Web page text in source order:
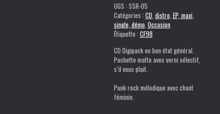
UGS : SSR-05
Catégories : CD distro EP, maxi,
single, démo Occasion
Étiquette : CF98
CD Digipack en bon état général.
Pochette matte avec verni sélectif,
s’il vous plait.
Punk rock mélodique avec chant
féminin.